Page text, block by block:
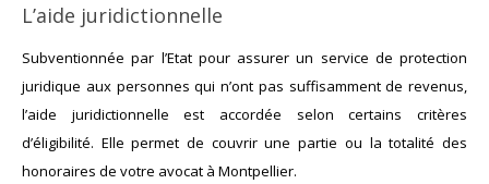
L’aide juridictionnelle
Subventionnée par l’Etat pour assurer un service de protection
juridique aux personnes qui n’ont pas suffisamment de revenus,
l’aide juridictionnelle est accordée selon certains critères
d’éligibilité. Elle permet de couvrir une partie ou la totalité des
honoraires de votre avocat à Montpellier.